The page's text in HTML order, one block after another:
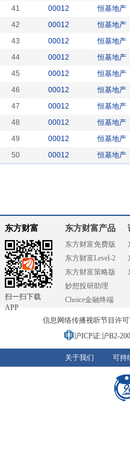
41
00012 恒基地产
42
00012 恒基地产
43
00012 恒基地产
44
00012 恒基地产
45
00012 恒基地产
46
00012 恒基地产
47
00012 恒基地产
48
00012 恒基地产
49
00012 恒基地产
50
00012 恒基地产
东方财富
扫一扫下载
APP
东方财富产品
东方财富免费版
东方财富Level-2
东方财富策略版
妙想投研助理
Choice金融终端
信息网络传播视听节目许
沪ICP证:沪B2-
关于我们 可持